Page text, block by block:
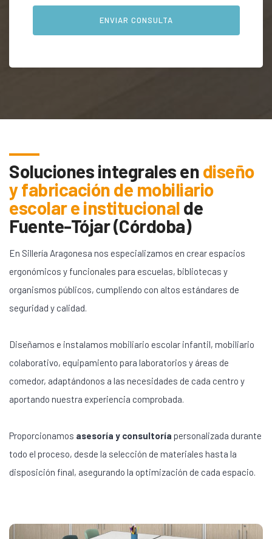
Soluciones integrales endiseño
y fabricación de mobiliario
escolar e institucionalde
Fuente-Tójar (Córdoba)
En Sillería Aragonesa nos especializamos en crear espacios
ergonómicos y funcionales para escuelas, bibliotecas y
organismos públicos, cumpliendo con altos estándares de
seguridad y calidad.
Diseñamos e instalamos mobiliario escolar infantil, mobiliario
colaborativo, equipamiento para laboratorios y áreas de
comedor, adaptándonos a las necesidades de cada centro y
aportando nuestra experiencia comprobada.
Proporcionamos asesoría y consultoría personalizada durante
todo el proceso, desde la selección de materiales hasta la
disposición final, asegurando la optimización de cada espacio.